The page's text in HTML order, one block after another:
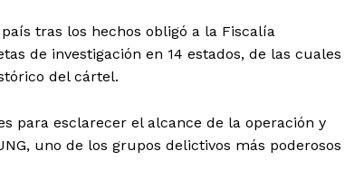
Menú
Sociedad y Negocios
Policíacas
tras los hechos obligó a la Fiscalía
de investigación en 14 estados, de las cuales
del cártel.
para esclarecer el alcance de la operación y
uno de los grupos delictivos más poderosos